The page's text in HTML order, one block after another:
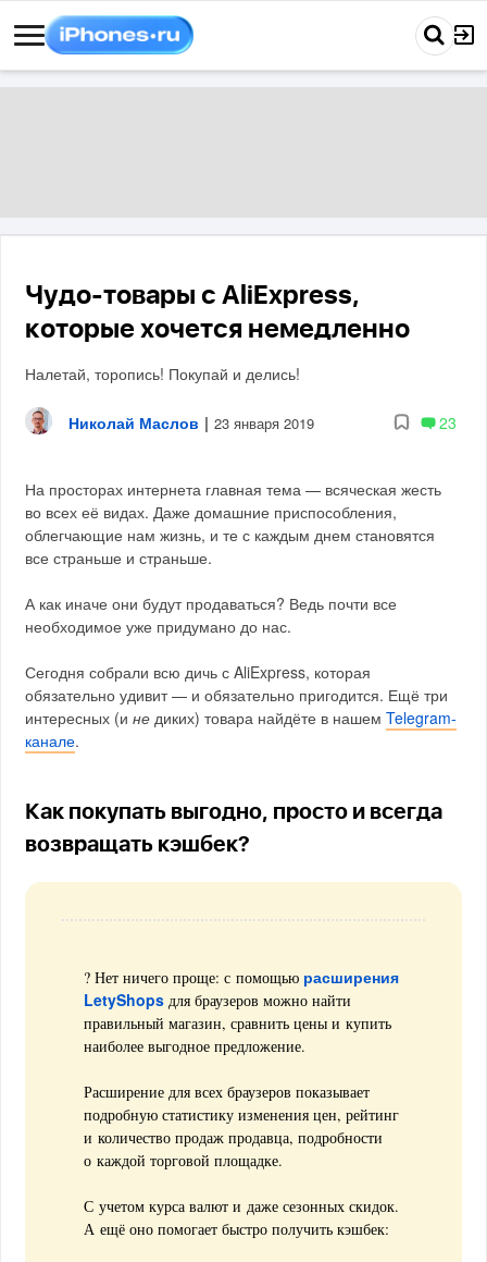
Чудо-товары с AliExpress,
которые хочется немедленно
Налетай, торопись! Покупай и делись!
Николай Маслов | 23 января 2019 23
На просторах интернета главная тема — всяческая жесть
во всех её видах. Даже домашние приспособления,
облегчающие нам жизнь, и те с каждым днем становятся
все страньше и страньше.
А как иначе они будут продаваться? Ведь почти все
необходимое уже придумано до нас.
Сегодня собрали всю дичь с AliExpress, которая
обязательно удивит — и обязательно пригодится. Ещё три
интересных (ине диких) товара найдёте в нашемTelegram-
канале.
Как покупать выгодно, просто и всегда
возвращать кэшбек?
? Нет ничего проще: с помощью расширения
LetyShops для браузеров можно найти
правильный магазин, сравнить цены и купить
наиболее выгодное предложение.
Расширение для всех браузеров показывает
подробную статистику изменения цен, рейтинг
и количество продаж продавца, подробности
о каждой торговой площадке.
С учетом курса валют и даже сезонных скидок.
А ещё оно помогает быстро получить кэшбек: